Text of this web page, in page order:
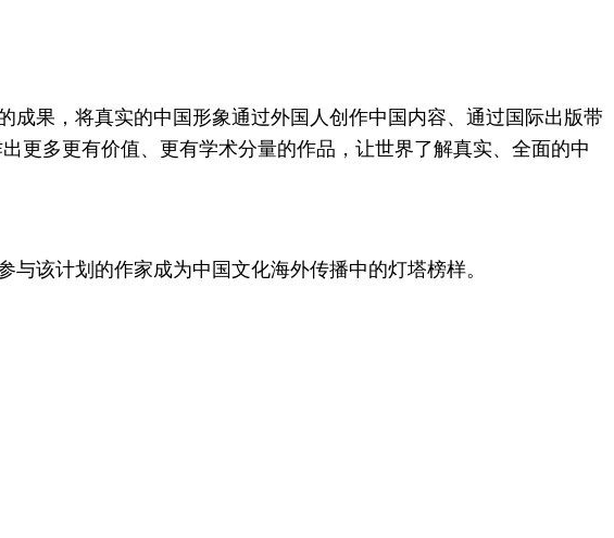
成果，将真实的中国形象通过外国人创作中国内容、通过国际出版带
更多更有价值、更有学术分量的作品，让世界了解真实、全面的中
该计划的作家成为中国文化海外传播中的灯塔榜样。